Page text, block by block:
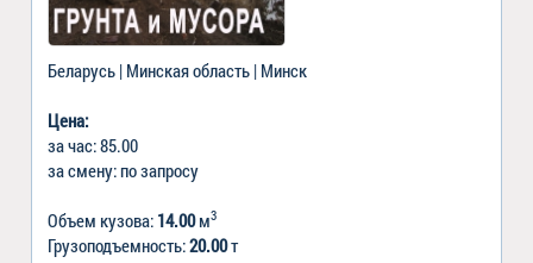
Беларусь | Минская область | Минск
Цена:
за час: 85.00
за смену: по запросу
Объем кузова: 14.00м3
Грузоподъемность:20.00т